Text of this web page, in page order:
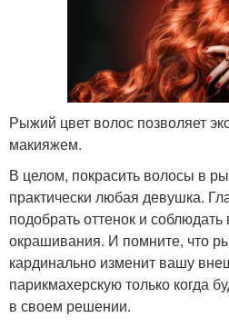
Рыжий цвет волос позволяет
макияжем.
В целом, покрасить волосы в
практически любая девушка.
подобрать оттенок и
окрашивания. И помните, что
кардинально изменит вашу
парикмахерскую только когда
в своем решении.